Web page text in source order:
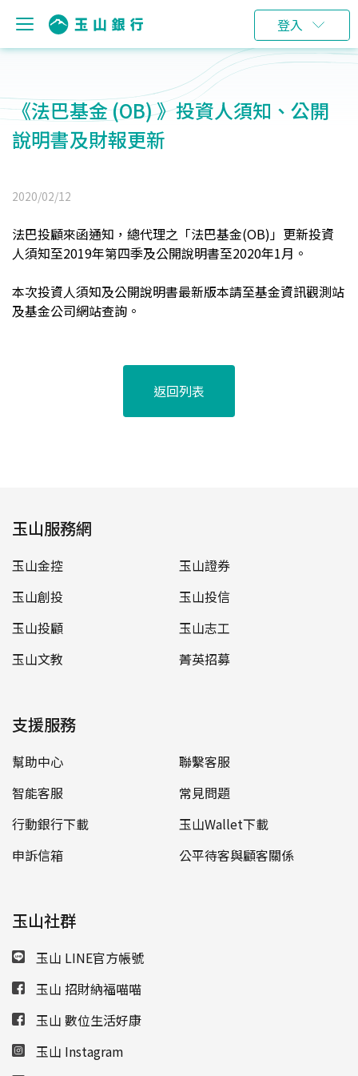
登入
《法巴基金 (OB) 》投資人須知、公開
說明書及財報更新
2020/02/12
法巴投顧來函通知，總代理之「法巴基金(OB)」更新投資
人須知至2019年第四季及公開說明書至2020年1月。
本次投資人須知及公開說明書最新版本請至基金資訊觀測站
及基金公司網站查詢。
返回列表
玉山服務網
玉山金控
玉山證券
玉山創投
玉山投信
玉山投顧
玉山志工
玉山文教
菁英招募
支援服務
幫助中心
聯繫客服
智能客服
常見問題
行動銀行下載
玉山Wallet下載
申訴信箱
公平待客與顧客關係
玉山社群
玉山 LINE官方帳號
玉山 招財納福喵喵
玉山 數位生活好康
玉山 Instagram